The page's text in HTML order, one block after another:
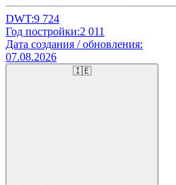
DWT:9 724
Год постройки:2 011
Дата создания / обновления:
07.08.2026
🇮🇪